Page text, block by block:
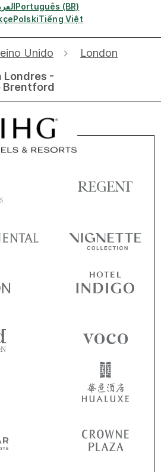
Português (BR)
PolskiTiếng Việt
Unido
London
Londres -
Brentford